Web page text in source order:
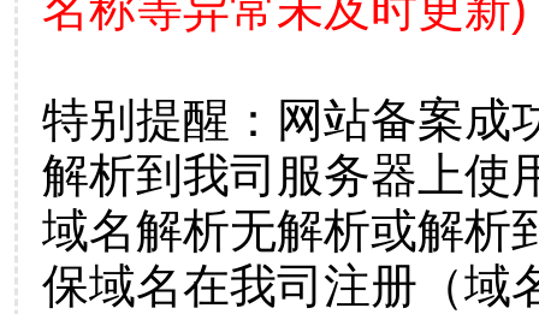
特别提醒：网站备案成
解析到我司服务器上使
域名解析无解析或解析
保域名在我司注册（域